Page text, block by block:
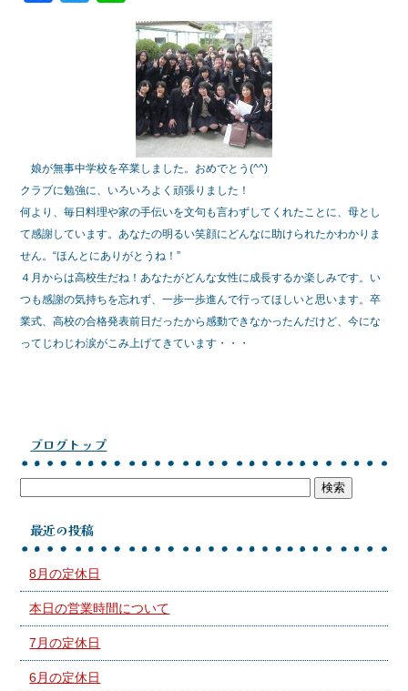
o
k
n
e
娘が無事中学校を卒業しました。おめでとう(^^)
クラブに勉強に、いろいろよく頑張りました！
何より、毎日料理や家の手伝いを文句も言わずしてくれたことに、母とし
て感謝しています。あなたの明るい笑顔にどんなに助けられたかわかりま
せん。“ほんとにありがとうね！”
４月からは高校生だね！あなたがどんな女性に成長するか楽しみです。い
つも感謝の気持ちを忘れず、一歩一歩進んで行ってほしいと思います。卒
業式、高校の合格発表前日だったから感動できなかったんだけど、今にな
ってじわじわ涙がこみ上げてきています・・・
ブログトップ
最近の投稿
8月の定休日
本日の営業時間について
7月の定休日
6月の定休日